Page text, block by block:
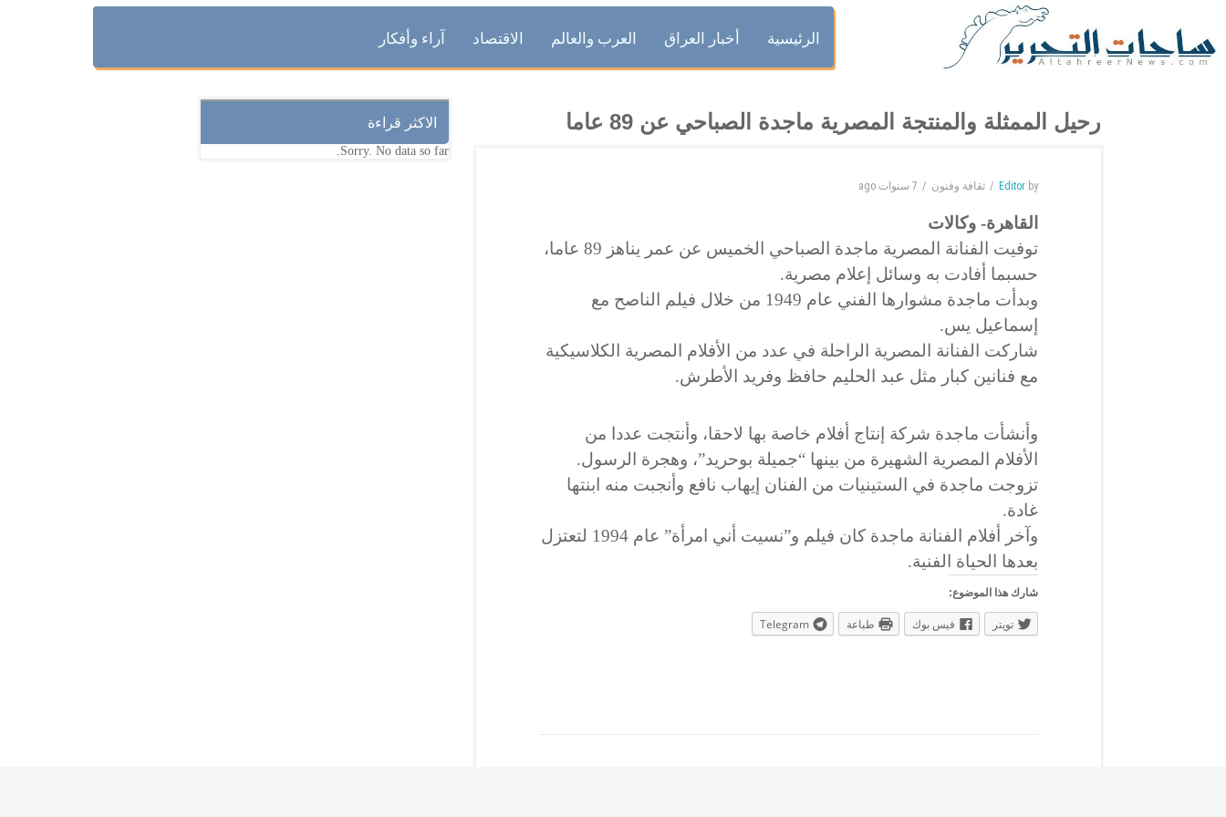
الرئيسية أخبار العراق العرب والعالم الاقتصاد آراء وأفكار
رحيل الممثلة والمنتجة المصرية ماجدة الصباحي عن 89 عاما
by
Editor ثقافة وفنون 7 سنوات ago
القاهرة- وكالات
توفيت الفنانة المصرية ماجدة الصباحي الخميس عن عمر يناهز 89 عاما،
حسبما أفادت به وسائل إعلام مصرية.
وبدأت ماجدة مشوارها الفني عام 1949 من خلال فيلم الناصح مع
إسماعيل يس.
شاركت الفنانة المصرية الراحلة في عدد من الأفلام المصرية الكلاسيكية
مع فنانين كبار مثل عبد الحليم حافظ وفريد الأطرش.
وأنشأت ماجدة شركة إنتاج أفلام خاصة بها لاحقا، وأنتجت عددا من
الأفلام المصرية الشهيرة من بينها “جميلة بوحريد”، وهجرة الرسول.
تزوجت ماجدة في الستينيات من الفنان إيهاب نافع وأنجبت منه ابنتها
غادة.
وآخر أفلام الفنانة ماجدة كان فيلم و”نسيت أني امرأة” عام 1994 لتعتزل
بعدها الحياة الفنية.
شارك هذا الموضوع:
تويتر فيس بوك طباعة Telegram
الاكثر قراءة
Sorry. No data so far.